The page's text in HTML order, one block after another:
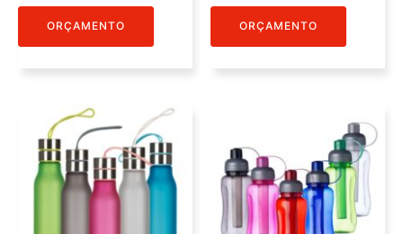
ORÇAMENTO ORÇAMENTO